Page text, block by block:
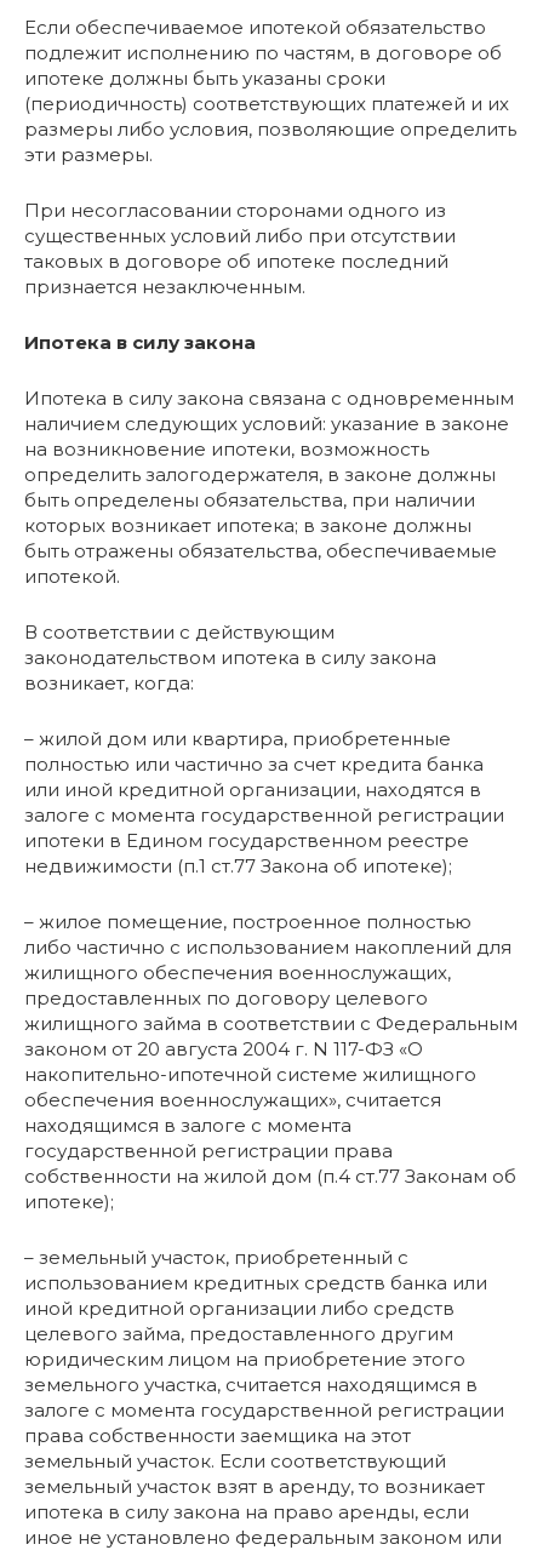
Если обеспечиваемое ипотекой обязательство
подлежит исполнению по частям, в договоре об
ипотеке должны быть указаны сроки
(периодичность) соответствующих платежей и их
размеры либо условия, позволяющие определить
эти размеры.
При несогласовании сторонами одного из
существенных условий либо при отсутствии
таковых в договоре об ипотеке последний
признается незаключенным.
Ипотека в силу закона
Ипотека в силу закона связана с одновременным
наличием следующих условий: указание в законе
на возникновение ипотеки, возможность
определить залогодержателя, в законе должны
быть определены обязательства, при наличии
которых возникает ипотека; в законе должны
быть отражены обязательства, обеспечиваемые
ипотекой.
В соответствии с действующим
законодательством ипотека в силу закона
возникает, когда:
– жилой дом или квартира, приобретенные
полностью или частично за счет кредита банка
или иной кредитной организации, находятся в
залоге с момента государственной регистрации
ипотеки в Едином государственном реестре
недвижимости (п.1 ст.77 Закона об ипотеке);
– жилое помещение, построенное полностью
либо частично с использованием накоплений для
жилищного обеспечения военнослужащих,
предоставленных по договору целевого
жилищного займа в соответствии с Федеральным
законом от 20 августа 2004 г. N 117-ФЗ «О
накопительно-ипотечной системе жилищного
обеспечения военнослужащих», считается
находящимся в залоге с момента
государственной регистрации права
собственности на жилой дом (п.4 ст.77 Законам об
ипотеке);
– земельный участок, приобретенный с
использованием кредитных средств банка или
иной кредитной организации либо средств
целевого займа, предоставленного другим
юридическим лицом на приобретение этого
земельного участка, считается находящимся в
залоге с момента государственной регистрации
права собственности заемщика на этот
земельный участок. Если соответствующий
земельный участок взят в аренду, то возникает
ипотека в силу закона на право аренды, если
иное не установлено федеральным законом или